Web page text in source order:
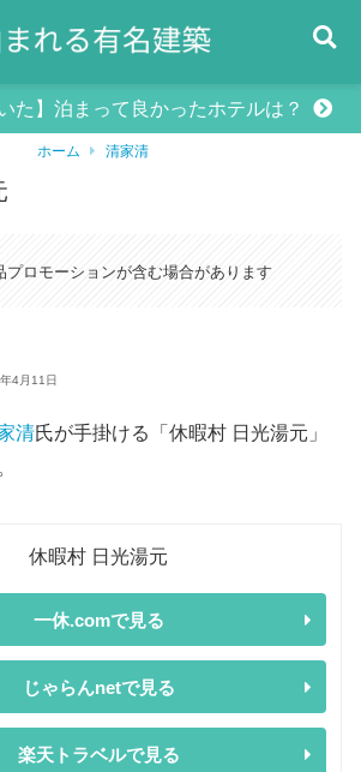
た】泊まって良かったホテルは？
ホーム 清家清
4月11日
プロモーションが含む場合があります
清氏が手掛ける「休暇村 日光湯元」
休暇村 日光湯元
一休.comで見る
じゃらんnetで見る
楽天トラベルで見る